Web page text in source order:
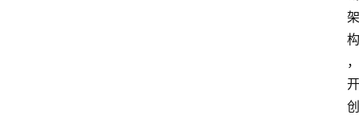
架
构
，
开
创